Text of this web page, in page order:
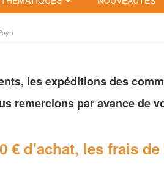
les expéditions des
remercions par avance de
€ d'achat, les frais